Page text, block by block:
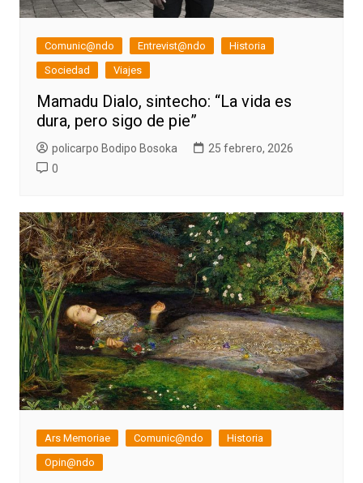
Comunic@ndo Entrevist@ndo
Historia
Sociedad
Viajes
Mamadu Dialo, sintecho: “La vida es
dura, pero sigo de pie”
policarpo Bodipo Bosoka
25 febrero, 2026
0
Ars Memoriae Comunic@ndo
Historia
Opin@ndo